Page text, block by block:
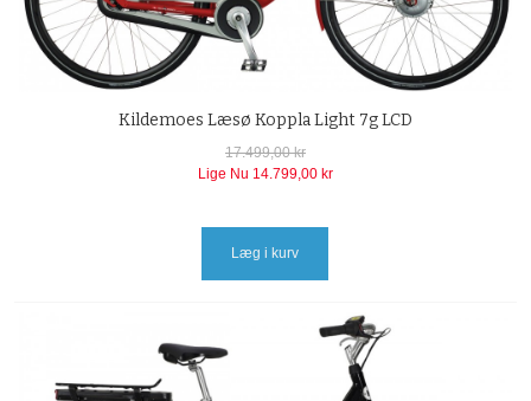
Kildemoes Læsø Koppla Light 7g LCD
17.499,00 kr
Lige Nu 14.799,00 kr
Læg i kurv